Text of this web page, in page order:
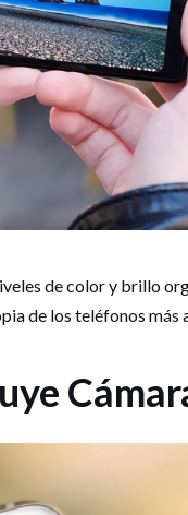
de color y brillo
de los teléfonos más